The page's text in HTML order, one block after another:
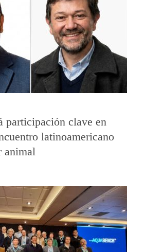
participación clave en
latinoamericano
animal